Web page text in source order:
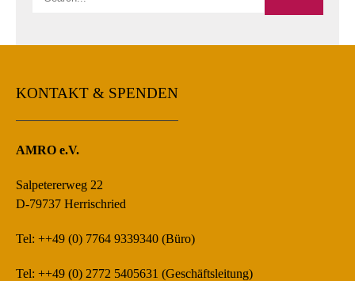
KONTAKT & SPENDEN
AMRO e.V.
Salpetererweg 22
D-79737 Herrischried
Tel: ++49 (0) 7764 9339340 (Büro)
Tel: ++49 (0) 2772 5405631 (Geschäftsleitung)